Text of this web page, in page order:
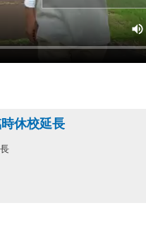
休校延長